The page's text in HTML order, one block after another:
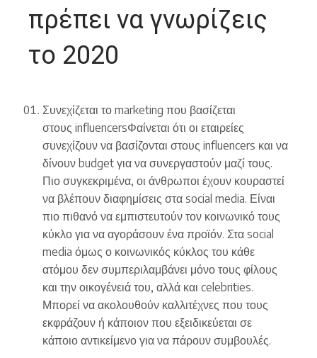
πρέπει να γνωρίζεις
το 2020
Συνεχίζεται το marketing που βασίζεται
στους influencersΦαίνεται ότι οι εταιρείες
συνεχίζουν να βασίζονται στους influencers και να
δίνουν budget για να συνεργαστούν μαζί τους.
Πιο συγκεκριμένα, οι άνθρωποι έχουν κουραστεί
να βλέπουν διαφημίσεις στα social media. Είναι
πιο πιθανό να εμπιστευτούν τον κοινωνικό τους
κύκλο για να αγοράσουν ένα προϊόν. Στα social
media όμως ο κοινωνικός κύκλος του κάθε
ατόμου δεν συμπεριλαμβάνει μόνο τους φίλους
και την οικογένειά του, αλλά και celebrities.
Μπορεί να ακολουθούν καλλιτέχνες που τους
εκφράζουν ή κάποιον που εξειδικεύεται σε
κάποιο αντικείμενο για να πάρουν συμβουλές.